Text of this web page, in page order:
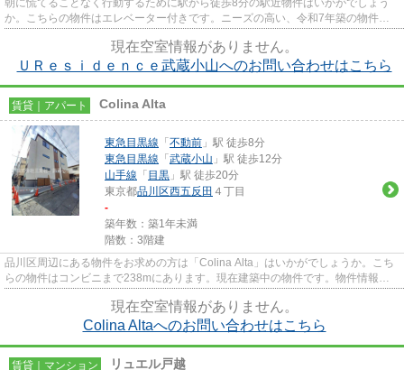
朝に慌てることなく行動するために駅から徒歩8分の駅近物件はいかがでしょう
か。こちらの物件はエレベーター付きです。ニーズの高い、令和7年築の物件
現在空室情報がありません。
ＵＲｅｓｉｄｅｎｃｅ武蔵小山へのお問い合わせはこちら
賃貸｜アパート Colina Alta
東急目黒線 「 不動前 」駅 徒歩8分
東急目黒線 「 武蔵小山 」駅 徒歩12分
山手線 「 目黒 」駅 徒歩20分
東京都品川区西五反田 ４丁目
-
築年数：築1年未満
階数：3階建
品川区周辺にある物件をお求めの方は「Colina Alta」はいかがでしょうか。こち
らの物件はコンビニまで238mにあります。現在建築中の物件です。物件情報を
現在空室情報がありません。
Colina Altaへのお問い合わせはこちら
賃貸｜マンション リュエル戸越